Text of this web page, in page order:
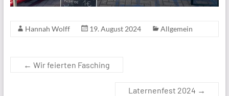
Hannah Wolff 19. August 2024 Allgemein
← Wir feierten Fasching
Laternenfest 2024 →